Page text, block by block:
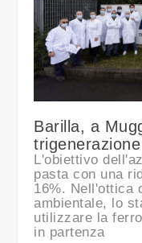
Barilla, a
L'obiettivo
pasta con una
16%. Nell'ottica
ambientale, lo
utilizzare la
in partenza